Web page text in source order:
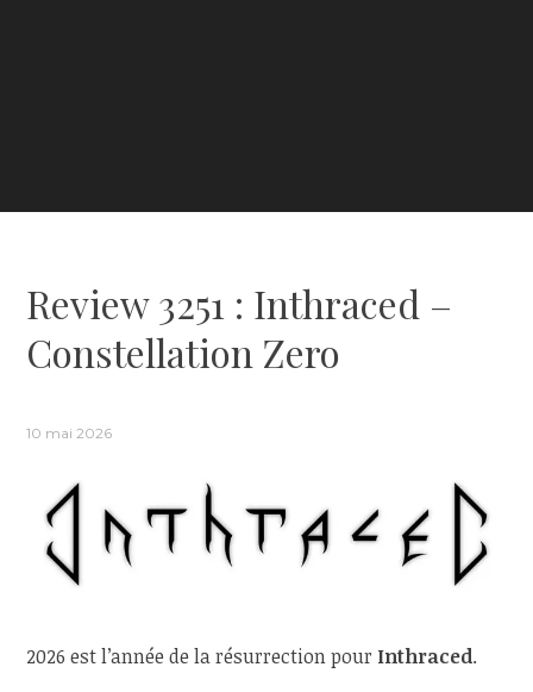
Review 3251 : Inthraced –
Constellation Zero
10 mai 2026
2026 est l’année de la résurrection pour Inthraced.